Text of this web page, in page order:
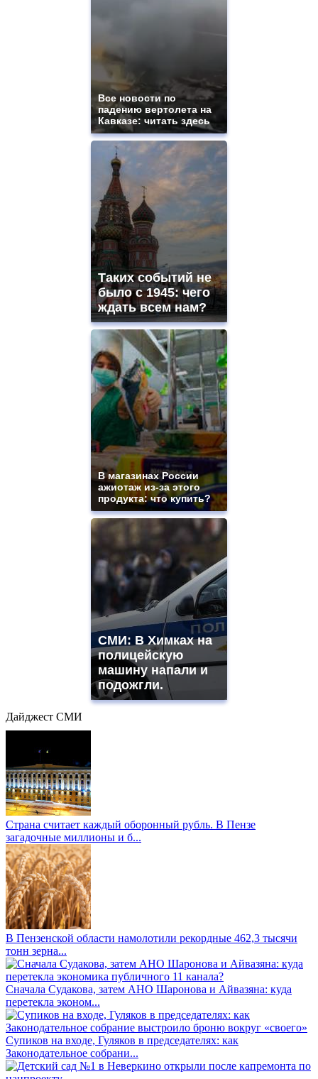
Все новости по
падению вертолета на
Кавказе: читать здесь
Таких событий не
было с 1945: чего
ждать всем нам?
В магазинах России
ажиотаж из-за этого
продукта: что купить?
СМИ: В Химках на
полицейскую
машину напали и
подожгли.
Дайджест СМИ
Страна считает каждый оборонный рубль. В Пензе
загадочные миллионы и б...
В Пензенской области намолотили рекордные 462,3 тысячи
тонн зерна...
Сначала Судакова, затем АНО Шаронова и Айвазяна: куда
перетекла эконом...
Супиков на входе, Гуляков в председателях: как
Законодательное собрани...